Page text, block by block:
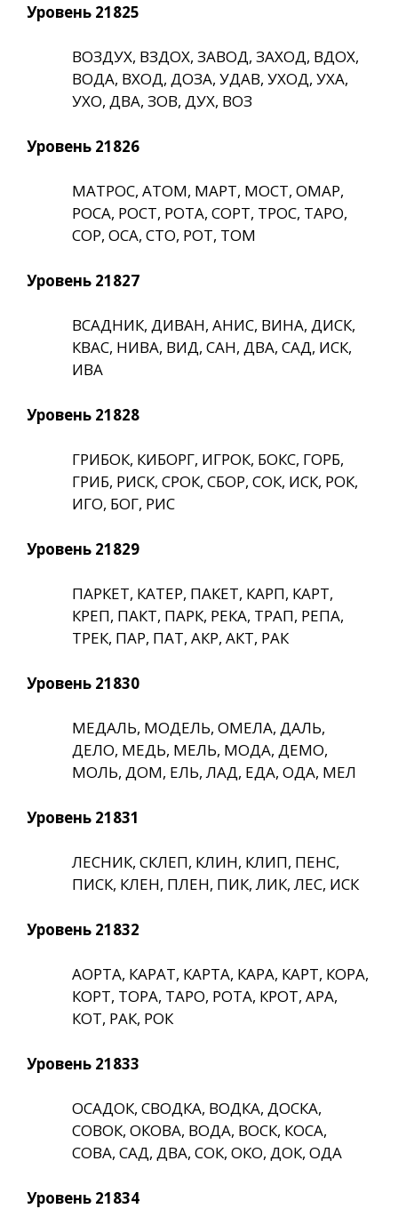
Уровень 21825
ВОЗДУХ, ВЗДОХ, ЗАВОД, ЗАХОД, ВДОХ,
ВОДА, ВХОД, ДОЗА, УДАВ, УХОД, УХА,
УХО, ДВА, ЗОВ, ДУХ, ВОЗ
Уровень 21826
МАТРОС, АТОМ, МАРТ, МОСТ, ОМАР,
РОСА, РОСТ, РОТА, СОРТ, ТРОС, ТАРО,
СОР, ОСА, СТО, РОТ, ТОМ
Уровень 21827
ВСАДНИК, ДИВАН, АНИС, ВИНА, ДИСК,
КВАС, НИВА, ВИД, САН, ДВА, САД, ИСК,
ИВА
Уровень 21828
ГРИБОК, КИБОРГ, ИГРОК, БОКС, ГОРБ,
ГРИБ, РИСК, СРОК, СБОР, СОК, ИСК, РОК,
ИГО, БОГ, РИС
Уровень 21829
ПАРКЕТ, КАТЕР, ПАКЕТ, КАРП, КАРТ,
КРЕП, ПАКТ, ПАРК, РЕКА, ТРАП, РЕПА,
ТРЕК, ПАР, ПАТ, АКР, АКТ, РАК
Уровень 21830
МЕДАЛЬ, МОДЕЛЬ, ОМЕЛА, ДАЛЬ,
ДЕЛО, МЕДЬ, МЕЛЬ, МОДА, ДЕМО,
МОЛЬ, ДОМ, ЕЛЬ, ЛАД, ЕДА, ОДА, МЕЛ
Уровень 21831
ЛЕСНИК, СКЛЕП, КЛИН, КЛИП, ПЕНС,
ПИСК, КЛЕН, ПЛЕН, ПИК, ЛИК, ЛЕС, ИСК
Уровень 21832
АОРТА, КАРАТ, КАРТА, КАРА, КАРТ, КОРА,
КОРТ, ТОРА, ТАРО, РОТА, КРОТ, АРА,
КОТ, РАК, РОК
Уровень 21833
ОСАДОК, СВОДКА, ВОДКА, ДОСКА,
СОВОК, ОКОВА, ВОДА, ВОСК, КОСА,
СОВА, САД, ДВА, СОК, ОКО, ДОК, ОДА
Уровень 21834